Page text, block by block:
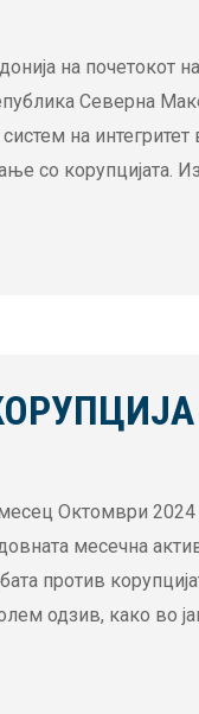
на почетокот
Северна
на
со корупцијата.
Октомври 2024
месечна
против
одзив, како во